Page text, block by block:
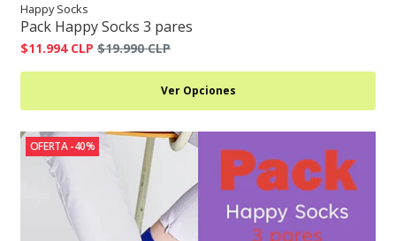
Happy Socks
Pack Happy Socks 3 pares
$11.994 CLP $19.990 CLP
Ver Opciones
OFERTA -40%